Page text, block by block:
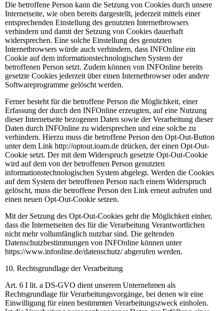
Die betroffene Person kann die Setzung von Cookies durch unsere
Internetseite, wie oben bereits dargestellt, jederzeit mittels einer
entsprechenden Einstellung des genutzten Internetbrowsers
verhindern und damit der Setzung von Cookies dauerhaft
widersprechen. Eine solche Einstellung des genutzten
Internetbrowsers würde auch verhindern, dass INFOnline ein
Cookie auf dem informationstechnologischen System der
betroffenen Person setzt. Zudem können von INFOnline bereits
gesetzte Cookies jederzeit über einen Internetbrowser oder andere
Softwareprogramme gelöscht werden.
Ferner besteht für die betroffene Person die Möglichkeit, einer
Erfassung der durch den INFOnline erzeugten, auf eine Nutzung
dieser Internetseite bezogenen Daten sowie der Verarbeitung dieser
Daten durch INFOnline zu widersprechen und eine solche zu
verhindern. Hierzu muss die betroffene Person den Opt-Out-Button
unter dem Link http://optout.ioam.de drücken, der einen Opt-Out-
Cookie setzt. Der mit dem Widerspruch gesetzte Opt-Out-Cookie
wird auf dem von der betroffenen Person genutzten
informationstechnologischen System abgelegt. Werden die Cookies
auf dem System der betroffenen Person nach einem Widerspruch
gelöscht, muss die betroffene Person den Link erneut aufrufen und
einen neuen Opt-Out-Cookie setzen.
Mit der Setzung des Opt-Out-Cookies geht die Möglichkeit einher,
dass die Internetseiten des für die Verarbeitung Verantwortlichen
nicht mehr vollumfänglich nutzbar sind. Die geltenden
Datenschutzbestimmungen von INFOnline können unter
https://www.infonline.de/datenschutz/ abgerufen werden.
10. Rechtsgrundlage der Verarbeitung
Art. 6 I lit. a DS-GVO dient unserem Unternehmen als
Rechtsgrundlage für Verarbeitungsvorgänge, bei denen wir eine
Einwilligung für einen bestimmten Verarbeitungszweck einholen.